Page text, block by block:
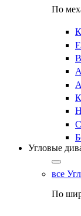
По
Угловые
все
По